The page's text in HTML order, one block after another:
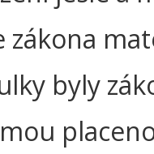
zákona
byly